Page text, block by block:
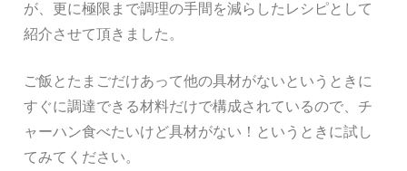
が、更に極限まで調理の手間を減らしたレシピとして
紹介させて頂きました。
ご飯とたまごだけあって他の具材がないというときに
すぐに調達できる材料だけで構成されているので、チ
ャーハン食べたいけど具材がない！というときに試し
てみてください。